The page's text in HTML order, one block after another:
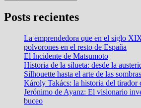
Posts recientes
La emprendedora que en el siglo
polvorones en el resto de España
El Incidente de Matsumoto
Historia de la silueta: desde la
Silhouette hasta el arte de las sombras
Károly Takács: la historia del tirador
Jerónimo de Ayanz: El visionario
buceo